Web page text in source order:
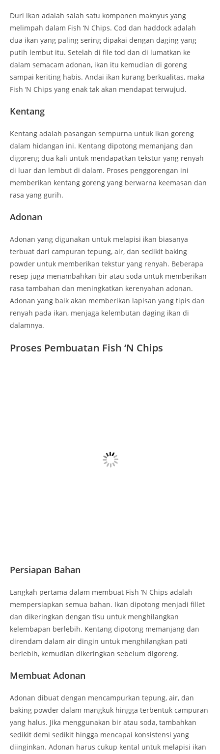
Duri ikan adalah salah satu komponen maknyus yang
melimpah dalam Fish ‘N Chips. Cod dan haddock adalah
dua ikan yang paling sering dipakai dengan daging yang
putih lembut itu. Setelah di file tod dan di lumatkan ke
dalam semacam adonan, ikan itu kemudian di goreng
sampai keriting habis. Andai ikan kurang berkualitas, maka
Fish ‘N Chips yang enak tak akan mendapat terwujud.
Kentang
Kentang adalah pasangan sempurna untuk ikan goreng
dalam hidangan ini. Kentang dipotong memanjang dan
digoreng dua kali untuk mendapatkan tekstur yang renyah
di luar dan lembut di dalam. Proses penggorengan ini
memberikan kentang goreng yang berwarna keemasan dan
rasa yang gurih.
Adonan
Adonan yang digunakan untuk melapisi ikan biasanya
terbuat dari campuran tepung, air, dan sedikit baking
powder untuk memberikan tekstur yang renyah. Beberapa
resep juga menambahkan bir atau soda untuk memberikan
rasa tambahan dan meningkatkan kerenyahan adonan.
Adonan yang baik akan memberikan lapisan yang tipis dan
renyah pada ikan, menjaga kelembutan daging ikan di
dalamnya.
Proses Pembuatan Fish ‘N Chips
Persiapan Bahan
Langkah pertama dalam membuat Fish ‘N Chips adalah
mempersiapkan semua bahan. Ikan dipotong menjadi fillet
dan dikeringkan dengan tisu untuk menghilangkan
kelembapan berlebih. Kentang dipotong memanjang dan
direndam dalam air dingin untuk menghilangkan pati
berlebih, kemudian dikeringkan sebelum digoreng.
Membuat Adonan
Adonan dibuat dengan mencampurkan tepung, air, dan
baking powder dalam mangkuk hingga terbentuk campuran
yang halus. Jika menggunakan bir atau soda, tambahkan
sedikit demi sedikit hingga mencapai konsistensi yang
diinginkan. Adonan harus cukup kental untuk melapisi ikan